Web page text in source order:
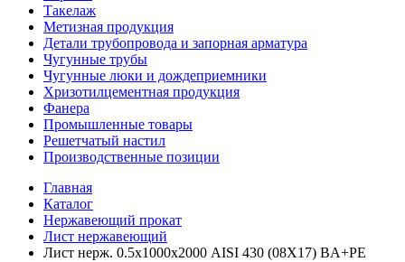
Такелаж
Метизная продукция
Детали трубопровода и запорная арматура
Чугунные трубы
Чугунные люки и дождеприемники
Хризотилцементная продукция
Фанера
Промышленные товары
Решетчатый настил
Производственные позиции
Главная
Каталог
Нержавеющий прокат
Лист нержавеющий
Лист нерж. 0.5х1000х2000 AISI 430 (08Х17) BA+PE